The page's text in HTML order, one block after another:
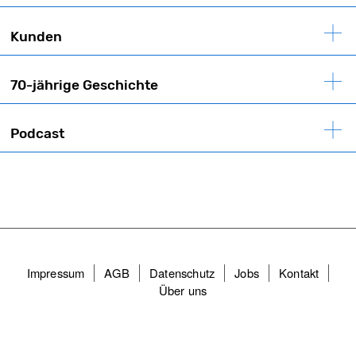
Kunden
70-jährige Geschichte
Podcast
Fußzeilenmenü
Impressum AGB Datenschutz Jobs
Kontakt
Über uns